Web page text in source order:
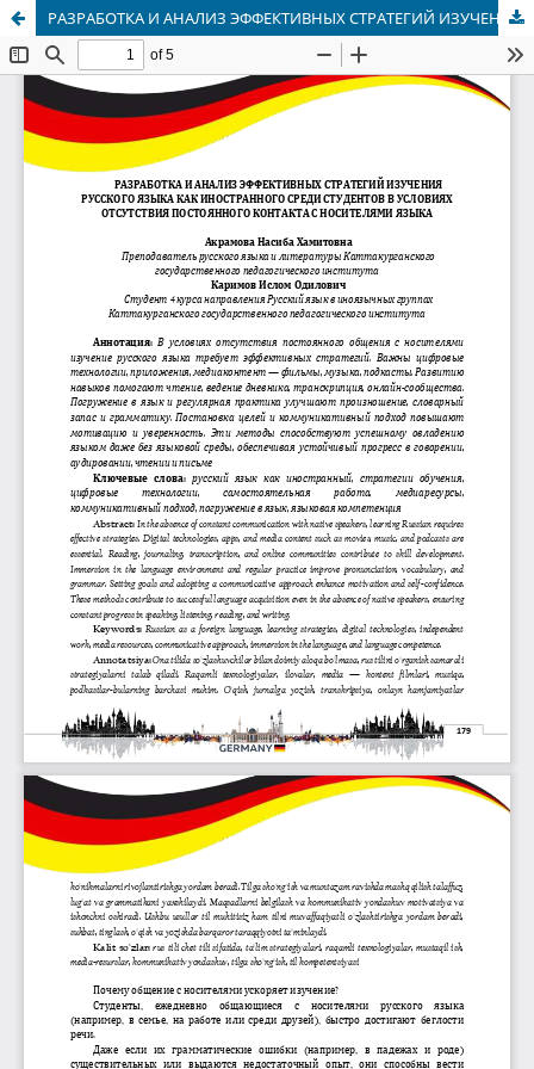
РАЗРАБОТКА И АНАЛИЗ ЭФФЕКТИВНЫХ СТРАТЕГИЙ ИЗУЧЕНИЯ РУССКОГО ЯЗЫКА КАК ИНОСТРАННОГО СРЕДИ СТУДЕНТОВ В УСЛОВИЯХ ОТСУТСТВИЯ ПОСТОЯННОГО КОНТАКТА С НОСИТЕЛЯМИ ЯЗЫКА